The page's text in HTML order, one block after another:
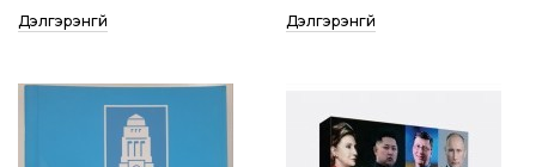
Дэлгэрэнгүй Дэлгэрэнгүй